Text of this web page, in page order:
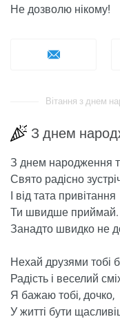
Не дозволю нікому!
Вітання з днем
З днем
З днем ​​народження
Свято радісно
І від тата привітання
Ти швидше приймай.
Занадто швидко не
Нехай друзями тобі
Радість і веселий
Я бажаю тобі, дочко,
У житті бути